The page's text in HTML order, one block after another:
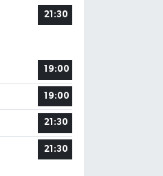
21:30
19:00
19:00
21:30
21:30